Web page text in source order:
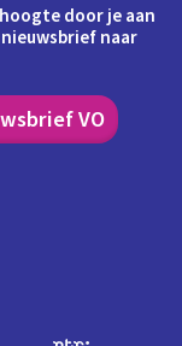
door je aan
naar
VO